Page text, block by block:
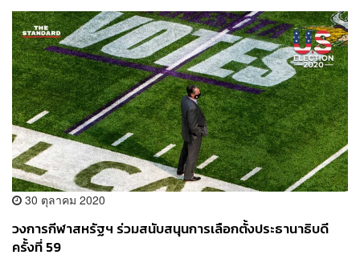
30 ตุลาคม 2020
วงการกีฬาสหรัฐฯ ร่วมสนับสนุนการเลือกตั้งประธานาธิบดี
ครั้งที่ 59